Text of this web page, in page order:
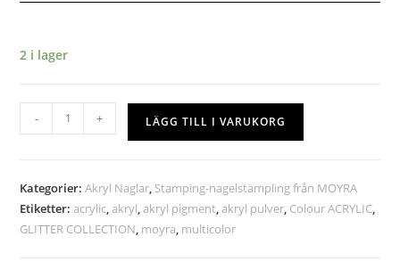
2 i lager
- + LÄGG TILL I VARUKORG
Kategorier:Akryl Naglar, Stamping-nagelstämpling från MOYRA
Etiketter:acrylic,akryl,akryl pigment,akryl pulver, Colour ACRYLIC,
GLITTER COLLECTION, moyra, multicolor